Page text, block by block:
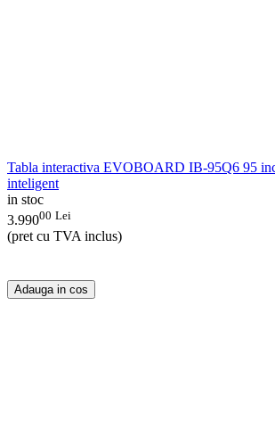
Tabla interactiva EVOBOARD IB-95Q6 95
inteligent
in stoc
3.99000 Lei
(pret cu TVA inclus)
Adauga in cos